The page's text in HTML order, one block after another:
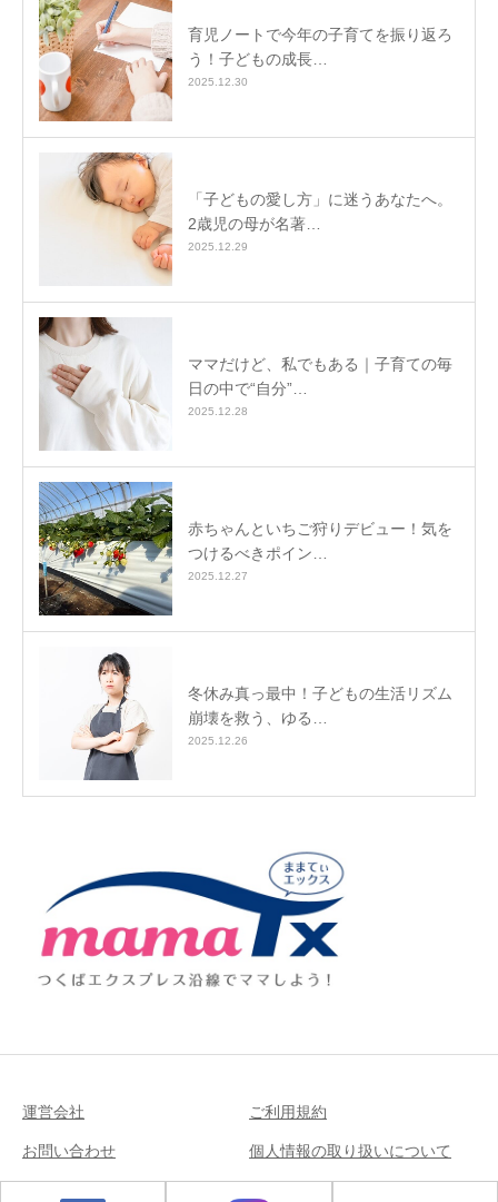
育児ノートで今年の子育てを振り返ろ
う！子どもの成長…
2025.12.30
「子どもの愛し方」に迷うあなたへ。
2歳児の母が名著…
2025.12.29
ママだけど、私でもある｜子育ての毎
日の中で“自分”…
2025.12.28
赤ちゃんといちご狩りデビュー！気を
つけるべきポイン…
2025.12.27
冬休み真っ最中！子どもの生活リズム
崩壊を救う、ゆる…
2025.12.26
運営会社 ご利用規約
お問い合わせ 個人情報の取り扱いについて